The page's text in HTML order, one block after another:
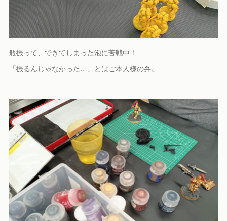
瓶振って、できてしまった泡に苦戦中！
「振るんじゃなかった…」とはご本人様の弁。